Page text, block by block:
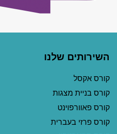
השירותים שלנו
קורס אקסל
קורס בניית מצגות
קורס פאוורפוינט
קורס פרזי בעברית